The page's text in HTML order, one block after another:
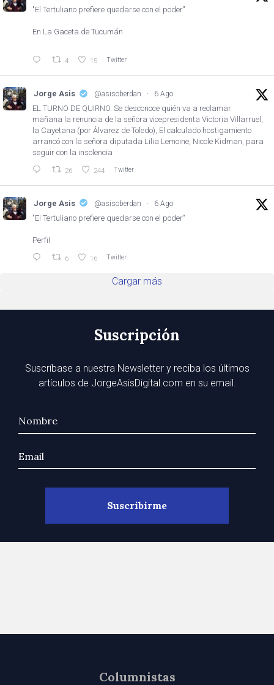
"El Tertuliano prefiere quedarse con el poder"
En La Gaceta de Tucumán
4 15 Twitter
Jorge Asis @asisoberdan · 6 Ago
EL TURNO DE QUIRNO. Se desconoce quién va a reclamar
mañana la renuncia de la señora vicepresidenta Victoria Villarruel,
la Cayetana (por Álvarez de Toledo), El calculado hostigamiento
arrancó con la señora diputada Lilia Lemoine, Nicole Kidman, para
seguir con la insolencia
26 244 Twitter
Jorge Asis @asisoberdan · 6 Ago
"El Tertuliano prefiere quedarse con el poder"
Perfil
6 16 Twitter
Cargar más
Suscripción
Suscríbase a nuestra Newsletter y reciba los últimos
artículos de JorgeAsisDigital.com en su email.
Columnistas